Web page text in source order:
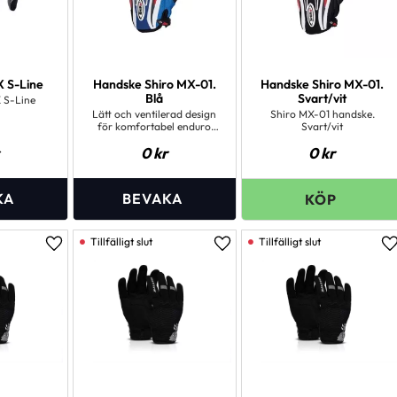
S-Line
S-Line
Handske Shiro MX-01.
Blå
Lätt och ventilerad design
för komfortabel enduro
Tillverkat av
Polyuretanbaserad
syntetfiber för maximal
gummiskydd på finger och
mellan fingrarna för bra
ventilation.
0kr
Handske Shiro MX-01.
Svart/vit
Shiro MX-01 handske.
Svart/vit
0kr
Lägg till i favoriter Lägg till i favoriter